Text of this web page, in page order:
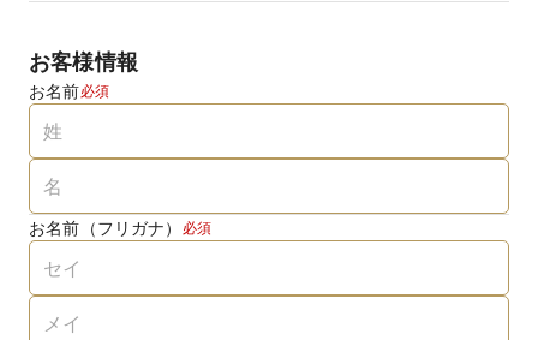
お客様情報
お名前必須
お名前（フリガナ） 必須